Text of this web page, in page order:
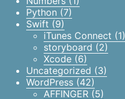
Python (7)
Swift (9)
iTunes Connect (1)
storyboard (2)
Xcode (6)
Uncategorized (3)
WordPress (42)
AFFINGER (5)